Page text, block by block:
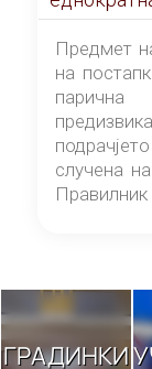
штетата предизвикана од природната
непогода
Центар-Скопје случена на
година
Предмет
на
случена
ГРАДИНКИ